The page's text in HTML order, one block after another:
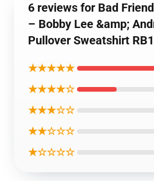
6 reviews for Bad
– Bobby Lee &amp;
Pullover Sweatshirt
★★★★★
★★★★☆
★★★☆☆
★★☆☆☆
★☆☆☆☆